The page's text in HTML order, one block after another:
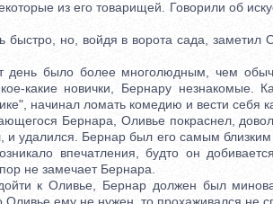
из его товарищей. Говорили об
но, войдя в ворота сада, заметил
было более многолюдным, чем
какие новички, Бернару незнакомые.
начинал ломать комедию и вести себя
Бернара, Оливье покраснел,
и удалился. Бернар был его самым
впечатления, будто он
не замечает Бернара.
к Оливье, Бернар должен был